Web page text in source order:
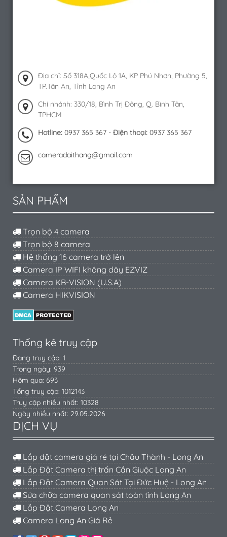
Địa chỉ: Số 318A,Quốc Lộ 1A, KP Phú Nhơn, Phường 5,
TP.Tân An, Tỉnh Long An
Chi nhánh: 330/18, Bình Trị Đông, Q. Bình Tân,
TPHCM
Hotline: 0937 365 367 - Điện thoại: 0937 365 367
cameradaithang@gmail.com
SẢN PHẨM
Trọn bộ 4 camera
Trọn bộ 8 camera
Hệ thống 16 camera trở lên
Camera IP WIFI không dây EZVIZ
Camera KB-VISION (U.S.A)
Camera HIKVISION
Thống kê truy cập
Đang truy cập: 1
Trong ngày: 939
Hôm qua: 693
Tổng truy cập: 1012143
Truy cập nhiều nhất: 10328
Ngày nhiều nhất: 29.05.2026
DỊCH VỤ
Lắp đặt camera giá rẻ tại Châu Thành - Long An
Lắp Đặt Camera thị trấn Cần Giuộc Long An
Lắp Đặt Camera Quan Sát Tại Đức Huệ - Long An
Sửa chữa camera quan sát toàn tỉnh Long An
Lắp Đặt Camera Long An
Camera Long An Giá Rẻ